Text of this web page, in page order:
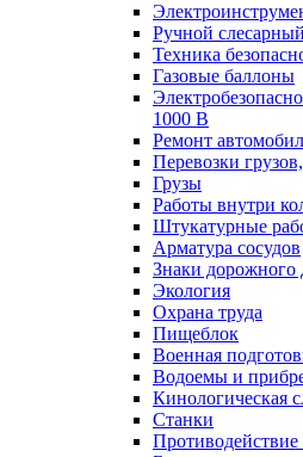
Ручной
Техника
Газовые баллоны
1000 В
Ремонт
Перевозки
Грузы
Работы внутри
Штукатурные
Арматура сосудов
Знаки дорожного
Экология
Охрана труда
Пищеблок
Военная
Водоемы и
Кинологическая
Станки